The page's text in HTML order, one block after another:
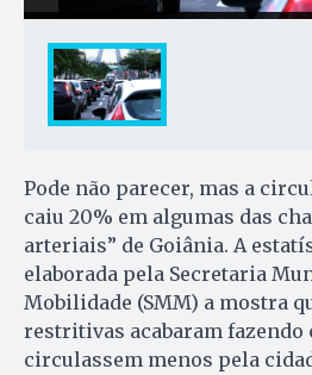
Pode não parecer, mas a
caiu 20% em algumas das
arteriais” de Goiânia. A
elaborada pela Secretaria
Mobilidade (SMM) a mostra
restritivas acabaram fazendo
circulassem menos pela